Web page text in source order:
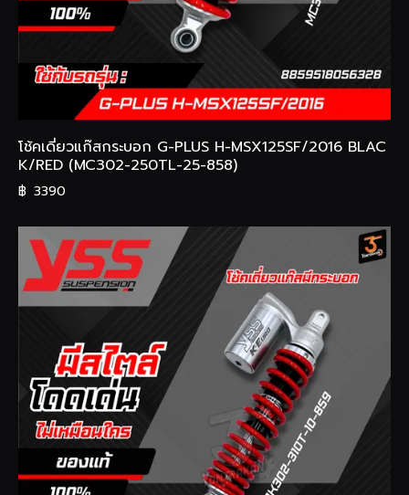
โช้คเดี่ยวแก๊สกระบอก G-PLUS H-MSX125SF/2016 BLAC
K/RED (MC302-250TL-25-858)
฿ 3390